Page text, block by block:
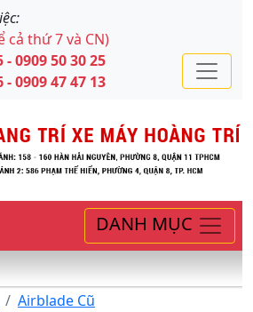
cả thứ 7 và CN)
- 0909 50 30 25
- 0909 47 47 13
DANH MỤC
Airblade Cũ